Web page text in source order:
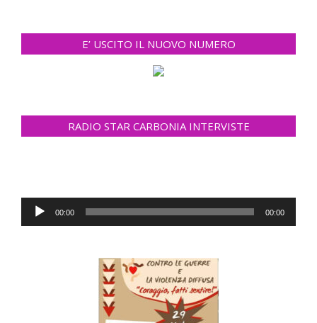
E’ USCITO IL NUOVO NUMERO
RADIO STAR CARBONIA INTERVISTE
Audio-
Player
00:00 00:00